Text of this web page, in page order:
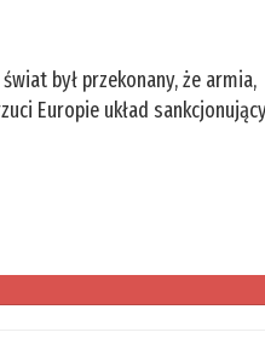
był przekonany, że armia,
Europie układ